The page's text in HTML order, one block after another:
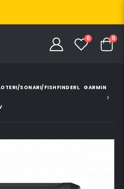
0 0
SONARI/FISHFINDERI, GARMIN